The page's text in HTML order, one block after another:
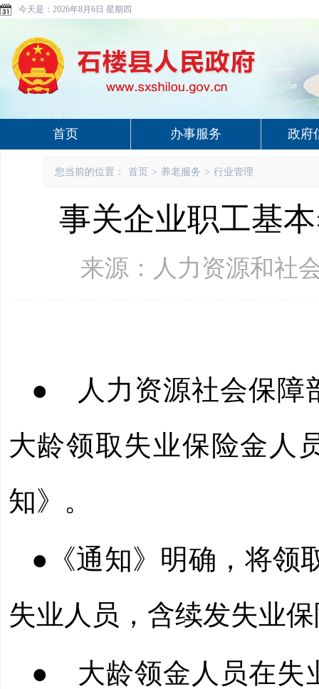
今天是： 2026年8月6日 星期四
首页 办事服务 政府
您当前的位置： 首页 > 养老服务 > 行业管理
事关企业职工基
来源：人力资源和社
● 人力资源社会保障
大龄领取失业保险金人
知》。
●《通知》明确，将领
失业人员，含续发失业
● 大龄领金人员在失